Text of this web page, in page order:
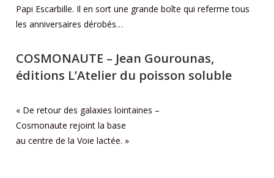
Papi Escarbille. Il en sort une grande boîte qui referme tous
les anniversaires dérobés…
COSMONAUTE – Jean Gourounas,
éditions L’Atelier du poisson soluble
« De retour des galaxies lointaines –
Cosmonaute rejoint la base
au centre de la Voie lactée. »